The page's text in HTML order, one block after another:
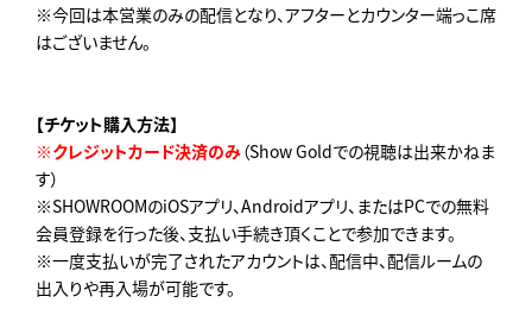
※今回は本営業のみの配信となり、アフターとカウンター端っこ席
はございません。
【チケット購入方法】
※クレジットカード決済のみ（Show Goldでの視聴は出来かねま
す）
※SHOWROOMのiOSアプリ、Androidアプリ、またはPCでの無料
会員登録を行った後、支払い手続き頂くことで参加できます。
※一度支払いが完了されたアカウントは、配信中、配信ルームの
出入りや再入場が可能です。